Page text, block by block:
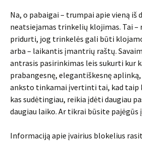
Na, o pabaigai – trumpai apie vieną iš
neatsiejamas trinkelių klojimas. Tai –
pridurti, jog trinkelės gali būti
arba – laikantis įmantrių raštų.
antrasis pasirinkimas leis sukurti kur
prabangesnę, elegantiškesnę
anksto tinkamai įvertinti tai, kad taip
kas sudėtingiau, reikia įdėti daugiau
daugiau laiko. Ar tikrai būsite pajėgūs
Informaciją apie įvairius blokelius